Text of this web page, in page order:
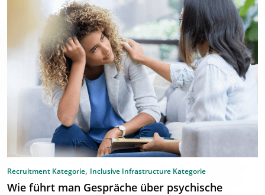
Recruitment Kategorie, Inclusive Infrastructure Kategorie
Wie führt man Gespräche über psychische